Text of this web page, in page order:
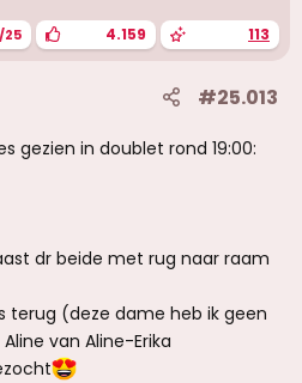
25 4.159 113
#25.013
gezien in doublet rond 19:00:
dr beide met rug naar raam
terug (deze dame heb ik geen
van Aline-Erika